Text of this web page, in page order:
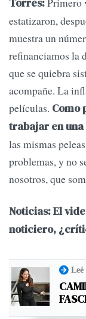
Torres:
estatizaron,
muestra un
refinanciamos la
que se quiebra
acompañe. La
películas. Como
trabajar en
las mismas
problemas, y no
nosotros, que
Noticias: El
noticiero,